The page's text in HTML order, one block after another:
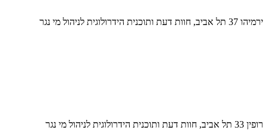
ירמיהו 37 תל אביב, חוות דעת ותוכנית הידרולוגית לניהול מי נגר
רופין 33 תל אביב, חוות דעת ותוכנית הידרולוגית לניהול מי נגר